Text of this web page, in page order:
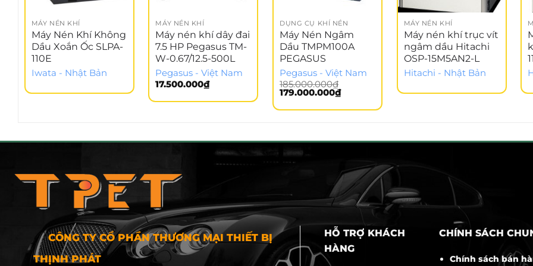
MÁY NÉN KHÍ
Máy Nén Khí Không
Dầu Xoắn Ốc SLPA-
110E
Iwata - Nhật Bản
MÁY NÉN KHÍ
Máy nén khí dây đai
7.5 HP Pegasus TM-
W-0.67/12.5-500L
Pegasus - Việt Nam
17.500.000₫
DỤNG CỤ KHÍ NÉN
Máy Nén Ngâm
Dầu TMPM100A
PEGASUS
Pegasus - Việt Nam
185.000.000₫
Giá
là:
179.000.000₫Giá
hiện
tại
MÁY NÉN KHÍ
Máy nén khí trục vít
ngâm dầu Hitachi
OSP-15M5AN2-L
Hitachi - Nhật Bản
CÔNG TY CỔ PHẦN THƯƠNG MẠI THIẾT BỊ
THỊNH PHÁT
HỖ TRỢ KHÁCH
HÀNG
CHÍNH SÁCH
Chính sách bán